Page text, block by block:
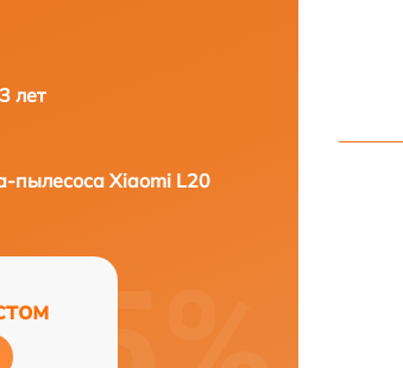
лет
пылесосаXiaomi L20